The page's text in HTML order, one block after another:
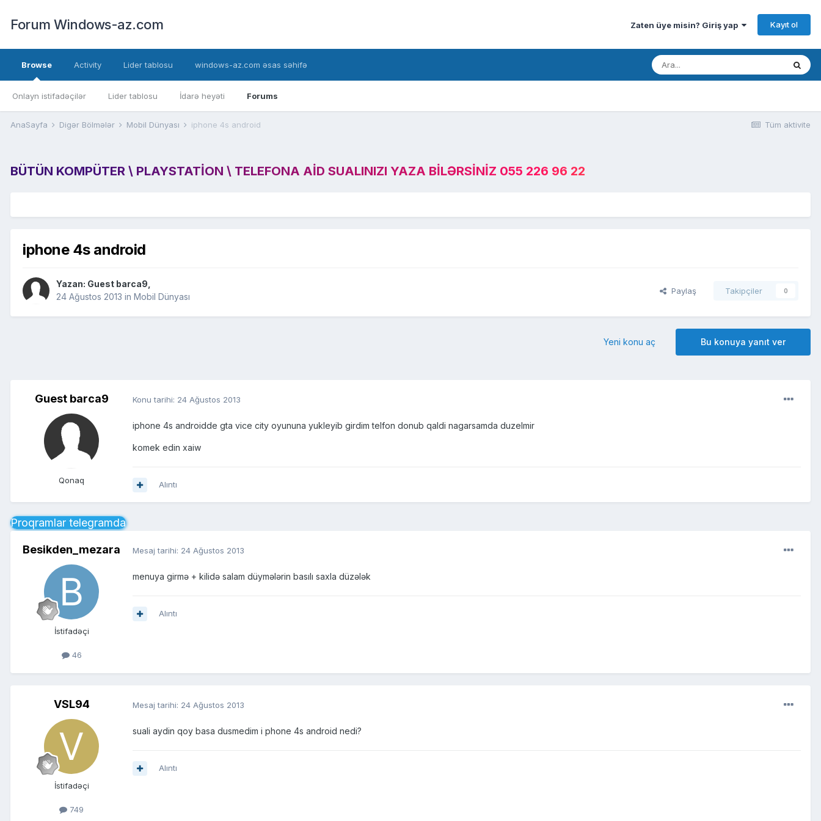
Forum Windows-az.com Zaten üye misin? Giriş yap Kayıt ol
Browse
Onlayn istifadəçilər Lider tablosu İdarə heyəti Forums
Activity Lider tablosu windows-az.com əsas səhifə
Tüm aktivite
AnaSayfa Digər Bölmələr Mobil Dünyası iphone 4s android
BÜTÜN KOMPÜTER \ PLAYSTATION \ TELEFONA AID SUALINIZI YAZA BILƏRSINIZ 055 226 96 22
iphone 4s android
Yazan: Guest barca9,
24 Ağustos 2013 in Mobil Dünyası
Paylaş Takipçiler 0
Bu konuya yanıt ver
Yeni konu aç
Guest barca9
Qonaq
Konu tarihi: 24 Ağustos 2013
iphone 4s androidde gta vice city oyununa yukleyib girdim telfon donub qaldi nagarsamda duzelmir
komek edin xaiw
Alıntı
Proqramlar telegramda
Besikden_mezara
İstifadəçi
46
Mesaj tarihi: 24 Ağustos 2013
menuya girmə + kilidə salam düymələrin basılı saxla düzələk
Alıntı
VSL94
İstifadəçi
749
Mesaj tarihi: 24 Ağustos 2013
suali aydin qoy basa dusmedim i phone 4s android nedi?
Alıntı